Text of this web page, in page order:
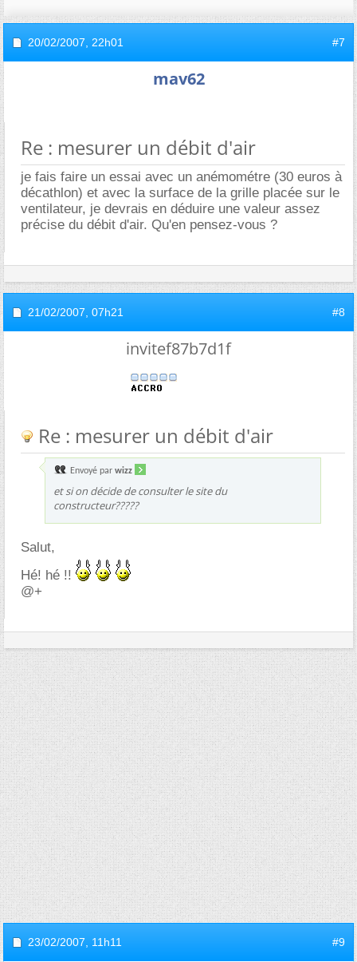
20/02/2007, 22h01 #7
mav62
Re : mesurer un débit d'air
je fais faire un essai avec un anémométre (30 euros à
décathlon) et avec la surface de la grille placée sur le
ventilateur, je devrais en déduire une valeur assez
précise du débit d'air. Qu'en pensez-vous ?
21/02/2007, 07h21 #8
invitef87b7d1f
Re : mesurer un débit d'air
Envoyé par wizz
et si on décide de consulter le site du
constructeur?????
Salut,
Hé! hé !!
@+
23/02/2007, 11h11 #9